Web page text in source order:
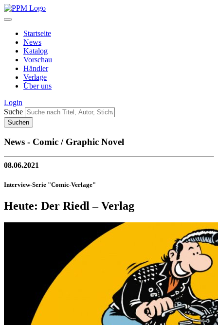
Startseite
News
Katalog
Vorschau
Händler
Verlage
Über uns
Login
Suche
News - Comic / Graphic Novel
08.06.2021
Interview-Serie "Comic-Verlage"
Heute: Der Riedl – Verlag